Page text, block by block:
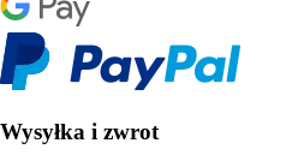
Wysyłka i zwrot